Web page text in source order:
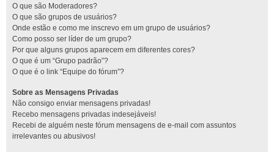
O que são Moderadores?
O que são grupos de usuários?
Onde estão e como me inscrevo em um grupo de usuários?
Como posso ser líder de um grupo?
Por que alguns grupos aparecem em diferentes cores?
O que é um “Grupo padrão”?
O que é o link “Equipe do fórum”?
Sobre as Mensagens Privadas
Não consigo enviar mensagens privadas!
Recebo mensagens privadas indesejáveis!
Recebi de alguém neste fórum mensagens de e-mail com assuntos
irrelevantes ou abusivos!